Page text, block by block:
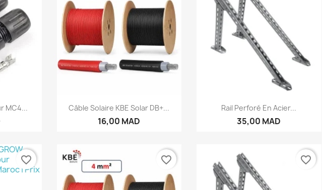
MC4... Aperçu rapide
Câble Solaire KBE Solar DB+...
16,00 MAD
Aperçu rapide
Rail Perforé En Acier...
35,00 MAD
favorite_border favorite_border favorite_border